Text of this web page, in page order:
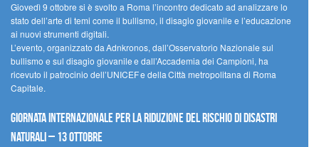
Giovedì 9 ottobre si è svolto a Roma l’incontro dedicato ad analizzare lo
stato dell’arte di temi come il bullismo, il disagio giovanile e l’educazione
ai nuovi strumenti digitali.
L’evento, organizzato da Adnkronos, dall’Osservatorio Nazionale sul
bullismo e sul disagio giovanile e dall’Accademia dei Campioni, ha
ricevuto il patrocinio dell’UNICEF e della Città metropolitana di Roma
Capitale.
Giornata internazionale per la riduzione del rischio di disastri
naturali – 13 ottobre